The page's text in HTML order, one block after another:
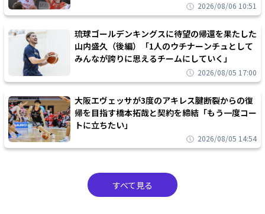
2026/08/06 10:51
琉球ゴールデンキングスに待望の帰還を果たした
山内盛久（後編）「1人のウチナーンチュとして
みんなが誇りに思えるチームにしていく」
2026/08/05 17:00
大阪エヴェッサが3度のアキレス腱断裂からの復
帰を目指す橋本拓哉と契約を締結「もう一度コー
トに立ちたい」
2026/08/05 14:54
すべて見る